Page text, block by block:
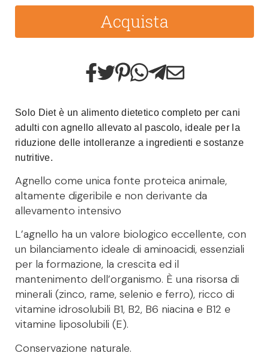
Acquista
Solo Diet è un alimento dietetico completo per cani
adulti con agnello allevato al pascolo, ideale per la
riduzione delle intolleranze a ingredienti e sostanze
nutritive.
Agnello come unica fonte proteica animale,
altamente digeribile e non derivante da
allevamento intensivo
L’agnello ha un valore biologico eccellente, con
un bilanciamento ideale di aminoacidi, essenziali
per la formazione, la crescita ed il
mantenimento dell’organismo. È una risorsa di
minerali (zinco, rame, selenio e ferro), ricco di
vitamine idrosolubili B1, B2, B6 niacina e B12 e
vitamine liposolubili (E).
Conservazione naturale.